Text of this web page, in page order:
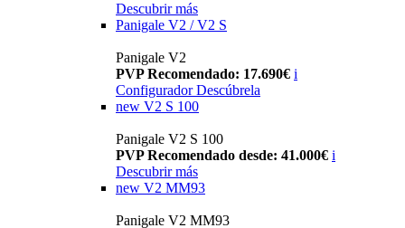
Descubrir más
Panigale V2 / V2 S
Panigale V2
PVP Recomendado: 17.690€ i
Configurador Descúbrela
new V2 S 100
Panigale V2 S 100
PVP Recomendado desde: 41.000€ i
Descubrir más
new V2 MM93
Panigale V2 MM93